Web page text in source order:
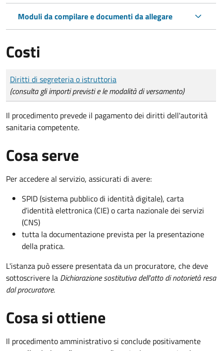
Moduli da compilare e documenti da allegare
Costi
Tipo di pagamento
Importo
Diritti di segreteria o istruttoria
(consulta gli importi previsti e le modalità di versamento)
Il procedimento prevede il pagamento dei diritti dell'autorità
sanitaria competente.
Cosa serve
Per accedere al servizio, assicurati di avere:
SPID (sistema pubblico di identità digitale), carta
d’identità elettronica (CIE) o carta nazionale dei servizi
(CNS)
tutta la documentazione prevista per la presentazione
della pratica.
L'istanza può essere presentata da un procuratore, che deve
sottoscrivere la Dichiarazione sostitutiva dell'atto di notorietà resa
dal procuratore.
Cosa si ottiene
Il procedimento amministrativo si conclude positivamente